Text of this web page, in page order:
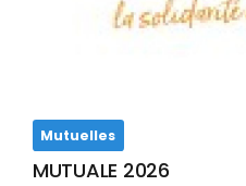
Mutuelles
MUTUALE 2026